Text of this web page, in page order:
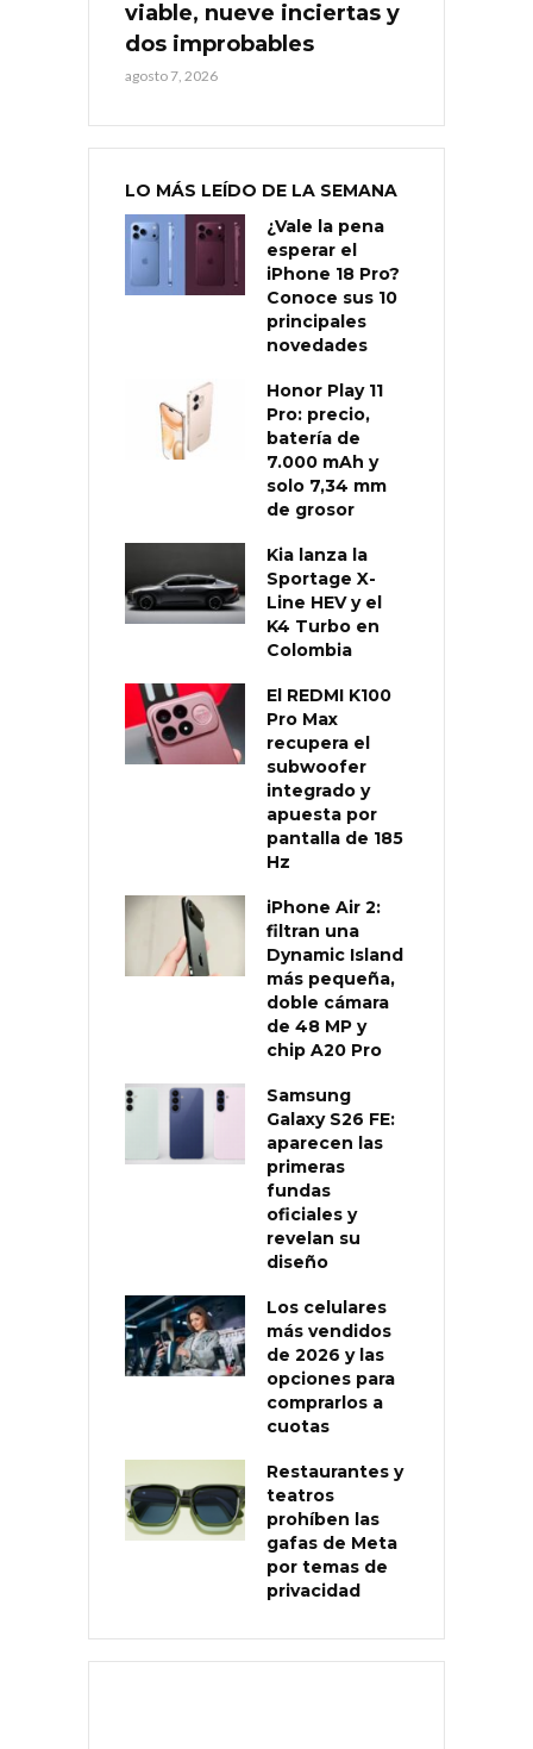
viable, nueve inciertas y
dos improbables
agosto 7, 2026
LO MÁS LEÍDO DE LA SEMANA
¿Vale la pena
esperar el
iPhone 18 Pro?
Conoce sus 10
principales
novedades
Honor Play 11
Pro: precio,
batería de
7.000 mAh y
solo 7,34 mm
de grosor
Kia lanza la
Sportage X-
Line HEV y el
K4 Turbo en
Colombia
El REDMI K100
Pro Max
recupera el
subwoofer
integrado y
apuesta por
pantalla de 185
Hz
iPhone Air 2:
filtran una
Dynamic Island
más pequeña,
doble cámara
de 48 MP y
chip A20 Pro
Samsung
Galaxy S26 FE:
aparecen las
primeras
fundas
oficiales y
revelan su
diseño
Los celulares
más vendidos
de 2026 y las
opciones para
comprarlos a
cuotas
Restaurantes y
teatros
prohíben las
gafas de Meta
por temas de
privacidad